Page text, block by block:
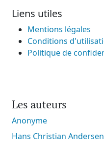
Liens utiles
Mentions légales
Conditions
Politique de
Les auteurs
Anonyme
Hans Christian Andersen